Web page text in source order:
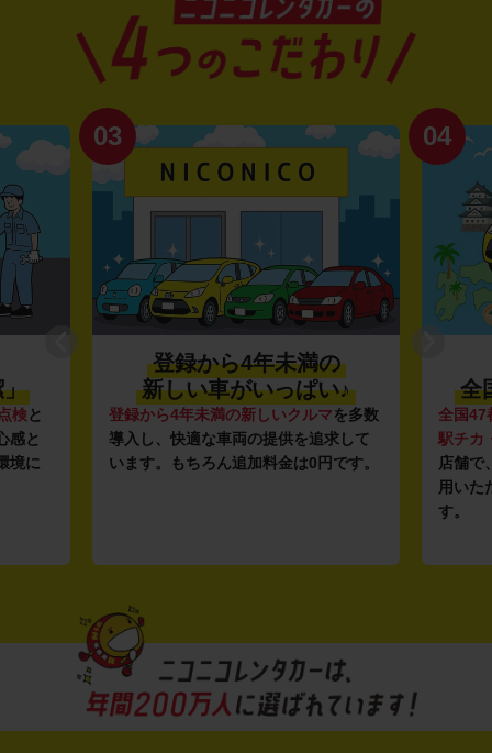
」
検と
感と
境に
03
登録から4年未満の
新しい車がいっぱい♪
登録から4年未満の新しいクルマを多数
導入し、快適な車両の提供を追求して
います。もちろん追加料金は0円です。
04
全
全国47
駅チカ
店舗で
用いた
す。